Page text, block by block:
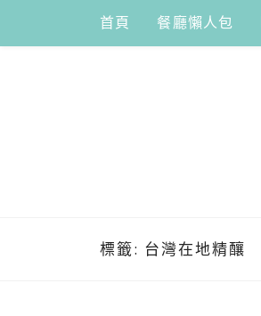
content
首頁 餐廳懶人包
標籤: 台灣在地精釀